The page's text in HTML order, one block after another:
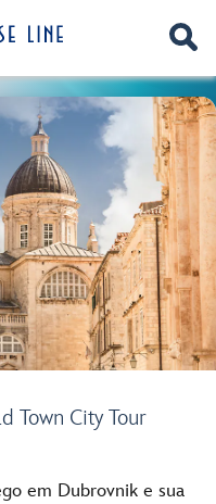
Town City Tour
em Dubrovnik e sua